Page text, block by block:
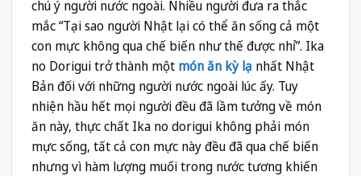
chú ý người nước ngoài. Nhiều người đưa ra thắc
mắc “Tại sao người Nhật lại có thể ăn sống cả một
con mực không qua chế biến như thế được nhỉ”. Ika
no Dorigui trở thành một món ăn kỳ lạ nhất Nhật
Bản đối với những người nước ngoài lúc ấy. Tuy
nhiện hầu hết mọi người đều đã lầm tưởng về món
ăn này, thực chất Ika no dorigui không phải món
mực sống, tất cả con mực này đều đã qua chế biến
nhưng vì hàm lượng muối trong nước tương khiến